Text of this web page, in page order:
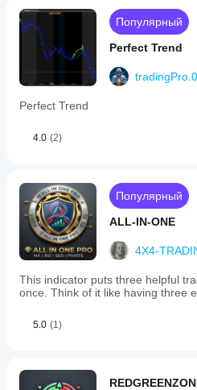
Популярный
Perfect Trend
tradingPro.0
Perfect Trend
4.0 (2)
Популярный
ALL-IN-ONE
4X4-
This indicator puts three helpful
once. Think of it like having three
5.0 (1)